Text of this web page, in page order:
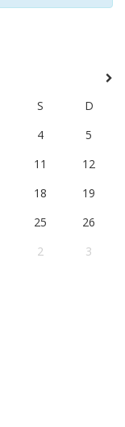
S
D
4
5
11
12
18
19
25
26
2 3